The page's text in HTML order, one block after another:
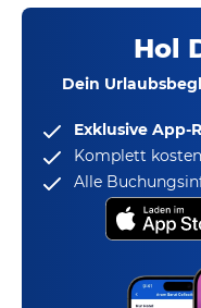
Hol
Dein
Exklusive App-
Komplett
Alle